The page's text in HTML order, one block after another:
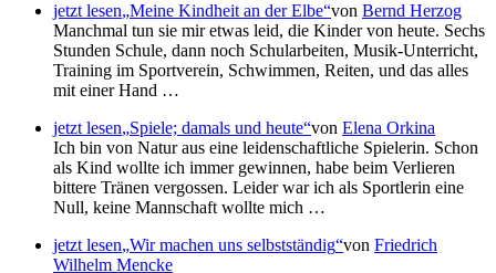
jetzt lesen Meine Kindheit an der Elbe von Bernd Herzog
Manchmal tun sie mir etwas leid, die Kinder von heute. Sechs
Stunden Schule, dann noch Schularbeiten, Musik-Unterricht,
Training im Sportverein, Schwimmen, Reiten, und das alles
mit einer Hand …
jetzt lesen Spiele; damals und heute von Elena Orkina
Ich bin von Natur aus eine leidenschaftliche Spielerin. Schon
als Kind wollte ich immer gewinnen, habe beim Verlieren
bittere Tränen vergossen. Leider war ich als Sportlerin eine
Null, keine Mannschaft wollte mich …
jetzt lesen Wir machen uns selbstständig von Friedrich
Wilhelm Mencke